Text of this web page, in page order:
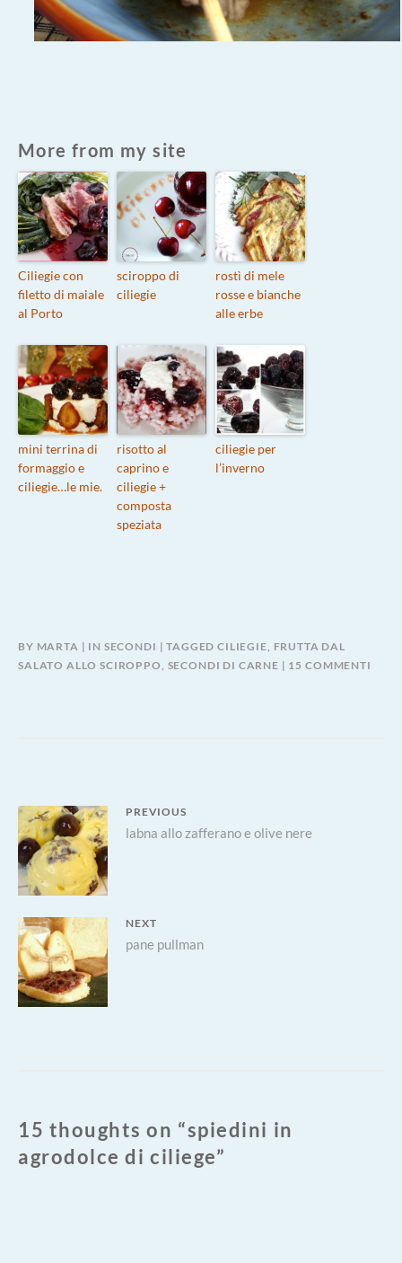
More from my site
Ciliegie con
filetto di maiale
al Porto
sciroppo di
ciliegie
rostì di mele
rosse e bianche
alle erbe
mini terrina di
formaggio e
ciliegie…le mie.
risotto al
caprino e
ciliegie +
composta
speziata
ciliegie per
l’inverno
BY MARTA IN SECONDI TAGGEDCILIEGIE FRUTTA DAL
SALATO ALLO SCIROPPO SECONDI DI CARNE 15 COMMENTI
Navigazione
articoli
PREVIOUS
Previous
post:
labna allo zafferano e olive nere
NEXT
Next
post:
pane pullman
15 thoughts on “spiedini in
agrodolce di ciliege”